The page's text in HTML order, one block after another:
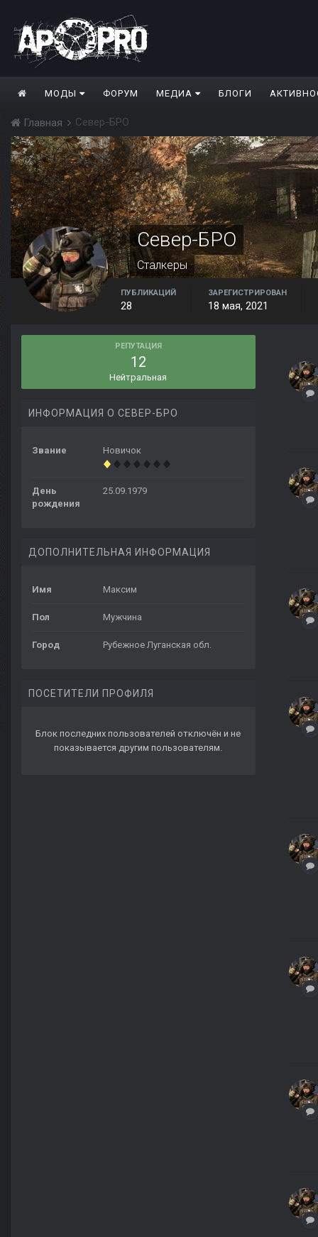
МОДЫ ФОРУМ МЕДИА БЛОГИ
Главная Север-БРО
Север-БРО
Сталкеры
ПУБЛИКАЦИЙ
28
ЗАРЕГИСТРИРОВАН
18 мая, 2021
РЕПУТАЦИЯ
12
Нейтральная
ИНФОРМАЦИЯ О СЕВЕР-БРО
Звание Новичок
День
рождения
25.09.1979
ДОПОЛНИТЕЛЬНАЯ ИНФОРМАЦИЯ
Имя Максим
Пол Мужчина
Город Рубежное Луганская обл.
ПОСЕТИТЕЛИ ПРОФИЛЯ
Блок последних пользователей отключён и не
показывается другим пользователям.